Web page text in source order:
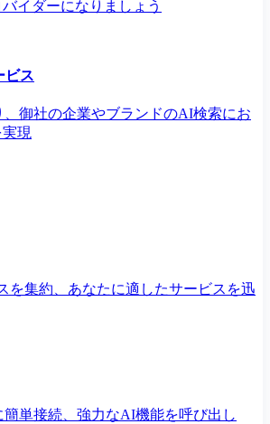
イダーになりましょう
ビス
、御社の企業やブランドのAI検索にお
現​
を集約、あなたに適したサービスを迅
単接続、強力なAI機能を呼び出し